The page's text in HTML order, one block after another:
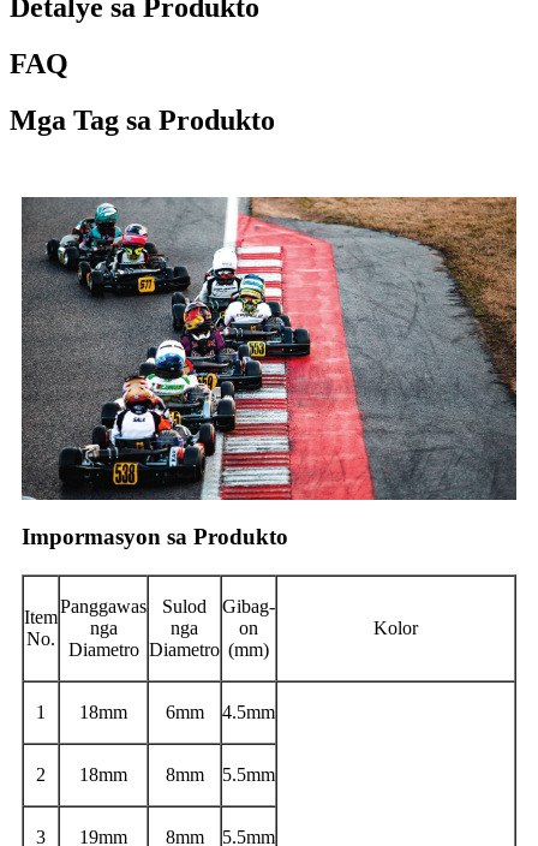
Detalye sa Produkto
FAQ
Mga Tag sa Produkto
Impormasyon sa Produkto
Item
No.
Panggawas
nga
Diametro
Sulod
nga
Diametro
Gibag-
on
(mm)
Kolor
1 18mm 6mm 4.5mm
2 18mm 8mm 5.5mm
3 19mm 8mm 5.5mm